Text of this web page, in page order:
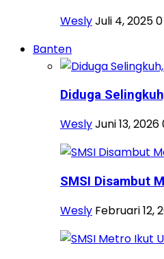
WeslyJuli 4, 20250
Banten
Diduga
WeslyJuni 13, 2026
SMSI Disambut
Wesly Februari 12,